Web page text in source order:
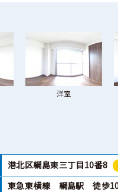
洋室
港北区綱島東三丁目10番8
東急東横線 綱島駅 徒歩